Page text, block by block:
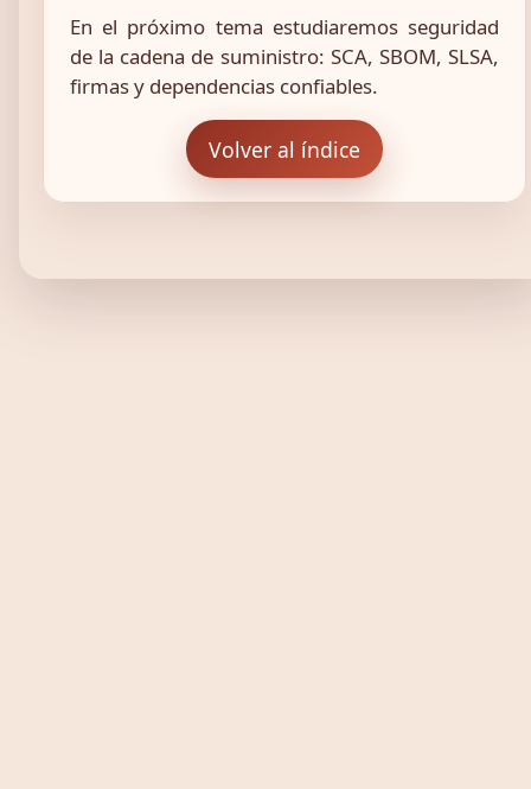
En el próximo tema estudiaremos seguridad
de la cadena de suministro: SCA, SBOM, SLSA,
firmas y dependencias confiables.
Volver al índice